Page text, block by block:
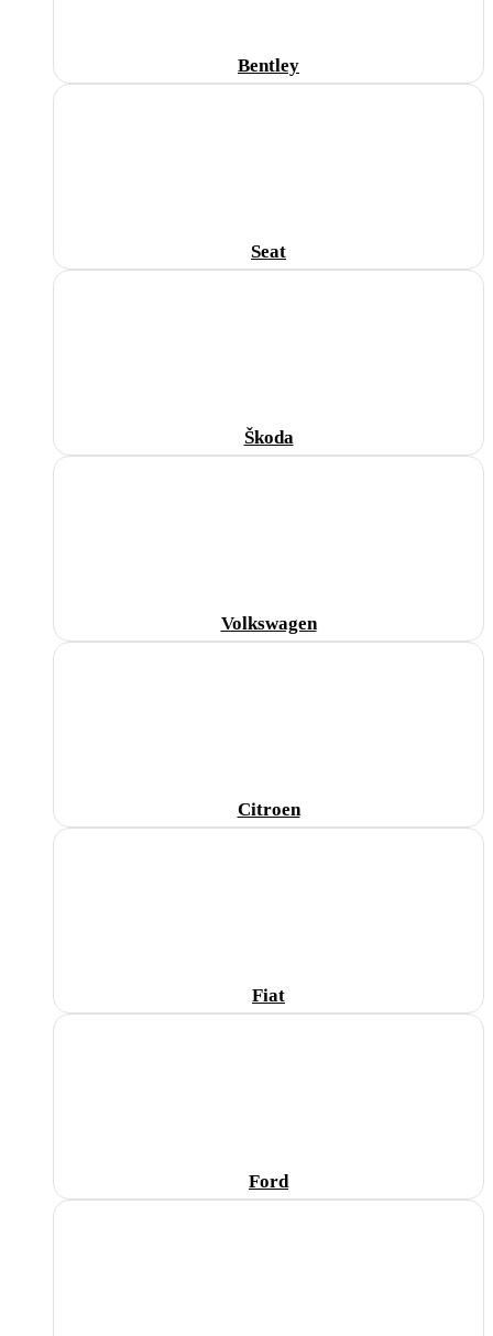
Bentley
Seat
Škoda
Volkswagen
Citroen
Fiat
Ford